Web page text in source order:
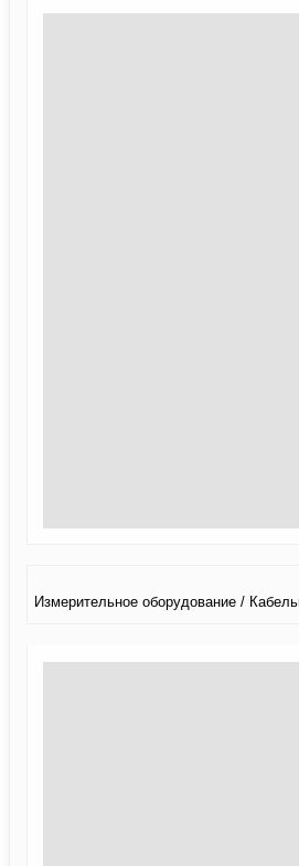
Измерительное оборудование /